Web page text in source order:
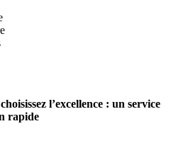
l’excellence : un service
rapide